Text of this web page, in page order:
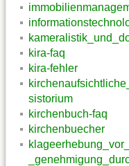
kira-faq
kira-fehler
sistorium
kirchenbuch-faq
kirchenbuecher